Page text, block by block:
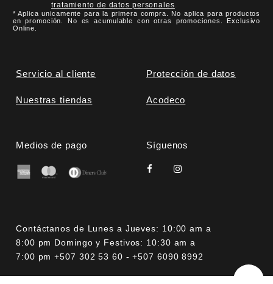
tratamiento de datos personales.
* Aplica unicamente para la primera compra. No aplica para productos
en promoción. No es acumulable con otras promociones. Exclusivo
Online.
Servicio al cliente Protección de datos
Nuestras tiendas Acodeco
Medios de pago Síguenos
Contáctanos de Lunes a Jueves: 10:00 am a
8:00 pm Domingo y Festivos: 10:30 am a
7:00 pm +507 302 53 60 - +507 6090 8992